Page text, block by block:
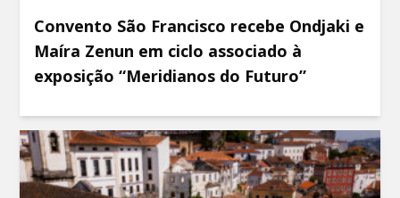
Convento São Francisco recebe Ondjaki e
Maíra Zenun em ciclo associado à
exposição “Meridianos do Futuro”